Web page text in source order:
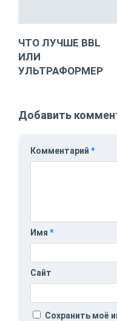
ЧТО ЛУЧШЕ BBL
ИЛИ
УЛЬТРАФОРМЕР
Добавить
Комментарий *
Имя *
Сайт
Сохранить моё